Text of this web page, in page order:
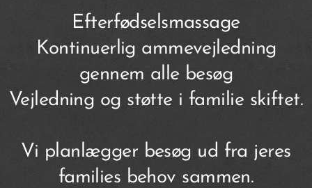
Efterfødselsmassage
Kontinuerlig ammevejledning
gennem alle besøg
Vejledning og støtte i familie skiftet.
Vi planlægger besøg ud fra jeres
families behov sammen.